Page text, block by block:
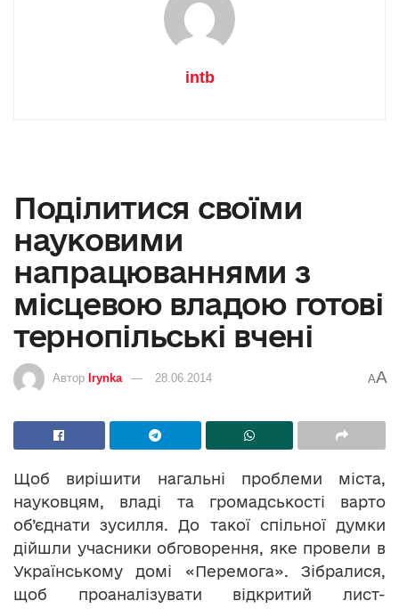
intb
Поділитися своїми
науковими
напрацюваннями з
місцевою владою готові
тернопільські вчені
Автор Irynka 28.06.2014 AA
Щоб вирішити нагальні проблеми міста,
науковцям, владі та громадськості варто
об’єднати зусилля. До такої спільної думки
дійшли учасники обговорення, яке провели в
Українському домі «Перемога». Зібралися,
щоб проаналізувати відкритий лист-